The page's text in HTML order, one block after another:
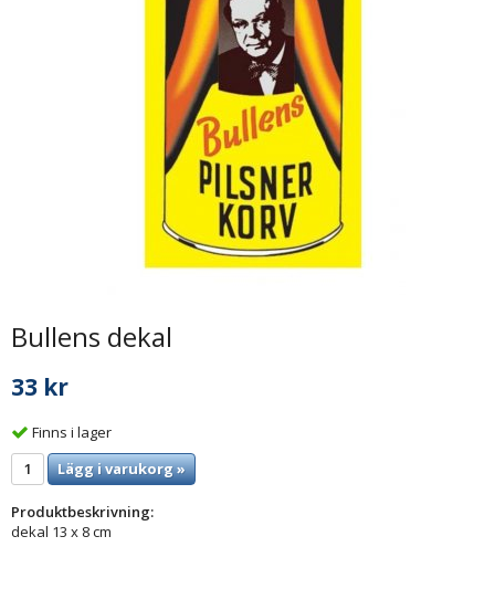
Bullens dekal
33 kr
Finns i lager
Lägg i varukorg »
Produktbeskrivning:
dekal 13 x 8 cm